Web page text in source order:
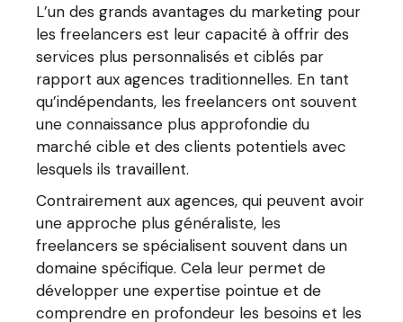
L’un des grands avantages du marketing pour
les freelancers est leur capacité à offrir des
services plus personnalisés et ciblés par
rapport aux agences traditionnelles. En tant
qu’indépendants, les freelancers ont souvent
une connaissance plus approfondie du
marché cible et des clients potentiels avec
lesquels ils travaillent.
Contrairement aux agences, qui peuvent avoir
une approche plus généraliste, les
freelancers se spécialisent souvent dans un
domaine spécifique. Cela leur permet de
développer une expertise pointue et de
comprendre en profondeur les besoins et les